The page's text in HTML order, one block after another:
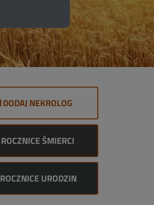
DODAJ NEKROLOG
ROCZNICE ŚMIERCI
ROCZNICE URODZIN